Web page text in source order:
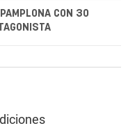
PAMPLONA CON 30